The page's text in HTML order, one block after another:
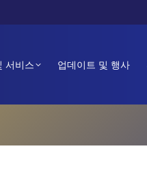
서비스 업데이트 및 행사